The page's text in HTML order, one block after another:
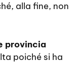
alla fine, non
provincia
poiché si ha